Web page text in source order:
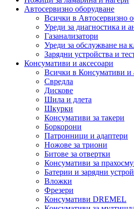
Автосервизно оборудване
Всички в Автосервизно
Уреди за диагностика и
Газанализатори
Уреди за обслужване на
Зарядни устройства и
Консумативи и аксесоари
Всички в Консумативи и
Свредла
Дискове
Шила и длета
Шкурки
Консумативи за такери
Боркорони
Патронници и адаптери
Ножове за триони
Битове за отвертки
Консумативи за
Батерии и зарядни
Вложки
Фрезери
Консумативи DREMEL